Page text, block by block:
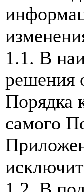
1.1. В
решения
Порядка
самого